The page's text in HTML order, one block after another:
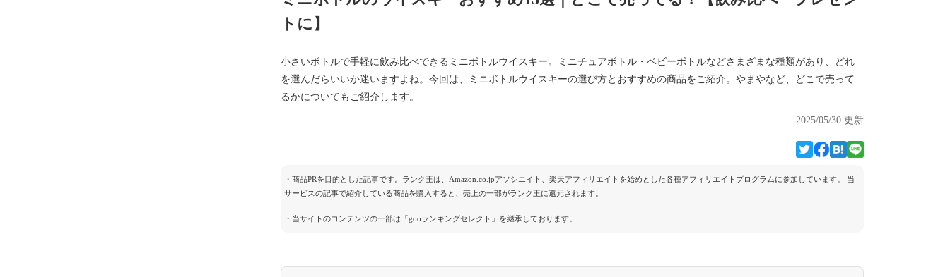
トに】
小さいボトルで手軽に飲み比べできるミニボトルウイスキー。ミニチュアボトル・ベビーボトルなどさまざまな種類があり、どれ
を選んだらいいか迷いますよね。今回は、ミニボトルウイスキーの選び方とおすすめの商品をご紹介。やまやなど、どこで売って
るかについてもご紹介します。
2025/05/30 更新
・商品PRを目的とした記事です。ランク王は、Amazon.co.jpアソシエイト、楽天アフィリエイトを始めとした各種アフィリエイトプログラムに参加しています。 当
サービスの記事で紹介している商品を購入すると、売上の一部がランク王に還元されます。
・当サイトのコンテンツの一部は「gooランキングセレクト」を継承しております。